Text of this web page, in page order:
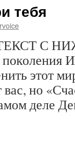
тебя
С
этот
но
деле